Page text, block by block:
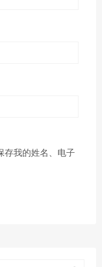
存我的姓名、电子